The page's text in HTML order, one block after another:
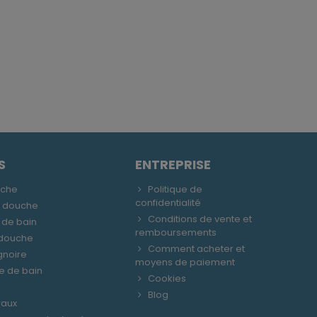
douche
bain
de bain
ENTREPRISE
Politique de
confidentialité
Conditions de vente et
remboursements
Comment acheter et
moyens de paiement
Cookies
Blog